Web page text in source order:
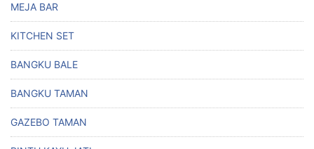
MEJA BAR
KITCHEN SET
BANGKU BALE
BANGKU TAMAN
GAZEBO TAMAN